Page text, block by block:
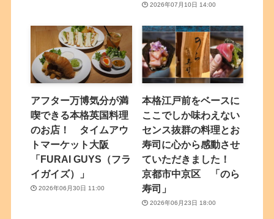
2026年07月10日 14:00
アフター万博気分が満
喫できる本格英国料理
のお店！ タイムアウ
トマーケット大阪
「FURAI GUYS（フラ
イガイズ）」
2026年06月30日 11:00
本格江戸前をベースに
ここでしか味わえない
センス抜群の料理とお
寿司に心から感動させ
ていただきました！
京都市中京区 「のら
寿司」
2026年06月23日 18:00